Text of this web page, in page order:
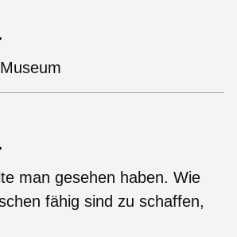
man gesehen haben. Wie
fähig sind zu schaffen,